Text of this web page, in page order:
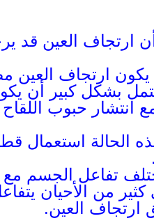
ارتجاف العين قد
يكون ارتجاف العين
بشكل كبير أن
انتشار حبوب
الحالة استعمال
تفاعل الجسم
من الأحيان
ارتجاف العين.